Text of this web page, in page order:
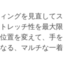
ングを見直してス
レッチ性を最大限
置を変えて、手を
る、マルチな一着